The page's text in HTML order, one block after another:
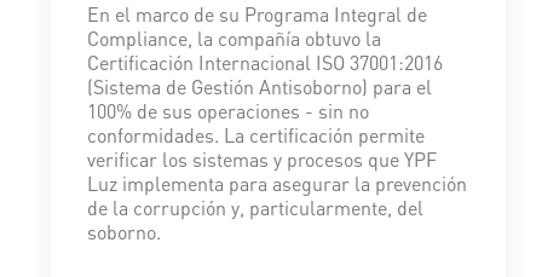
En el marco de su Programa Integral de
Compliance, la compañía obtuvo la
Certificación Internacional ISO 37001:2016
(Sistema de Gestión Antisoborno) para el
100% de sus operaciones - sin no
conformidades. La certificación permite
verificar los sistemas y procesos que YPF
Luz implementa para asegurar la prevención
de la corrupción y, particularmente, del
soborno.